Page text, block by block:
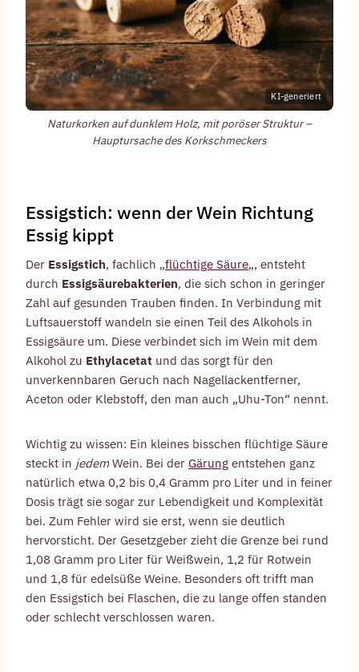
KI-generiert
Naturkorken auf dunklem Holz, mit poröser Struktur –
Hauptursache des Korkschmeckers
Essigstich: wenn der Wein Richtung
Essig kippt
Der Essigstich, fachlich „flüchtige Säure„, entsteht
durch Essigsäurebakterien, die sich schon in geringer
Zahl auf gesunden Trauben finden. In Verbindung mit
Luftsauerstoff wandeln sie einen Teil des Alkohols in
Essigsäure um. Diese verbindet sich im Wein mit dem
Alkohol zu Ethylacetat und das sorgt für den
unverkennbaren Geruch nach Nagellackentferner,
Aceton oder Klebstoff, den man auch „Uhu-Ton“ nennt.
Wichtig zu wissen: Ein kleines bisschen flüchtige Säure
steckt in jedemWein. Bei der Gärung entstehen ganz
natürlich etwa 0,2 bis 0,4 Gramm pro Liter und in feiner
Dosis trägt sie sogar zur Lebendigkeit und Komplexität
bei. Zum Fehler wird sie erst, wenn sie deutlich
hervorsticht. Der Gesetzgeber zieht die Grenze bei rund
1,08 Gramm pro Liter für Weißwein, 1,2 für Rotwein
und 1,8 für edelsüße Weine. Besonders oft trifft man
den Essigstich bei Flaschen, die zu lange offen standen
oder schlecht verschlossen waren.